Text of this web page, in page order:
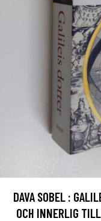
DAVA SOBEL :
OCH INNERLIG